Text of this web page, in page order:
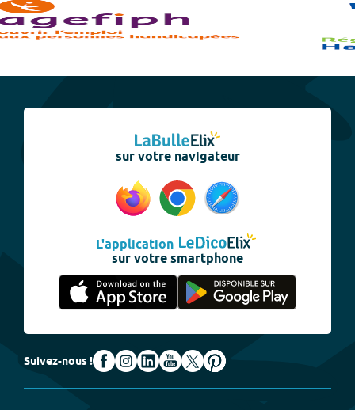
sur votre navigateur
L'application
sur votre smartphone
Suivez-nous !